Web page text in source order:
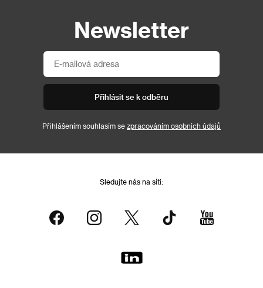
Newsletter
Přihlásit se k odběru
Přihlášením souhlasím se zpracováním osobních údajů
Sledujte nás na síti: